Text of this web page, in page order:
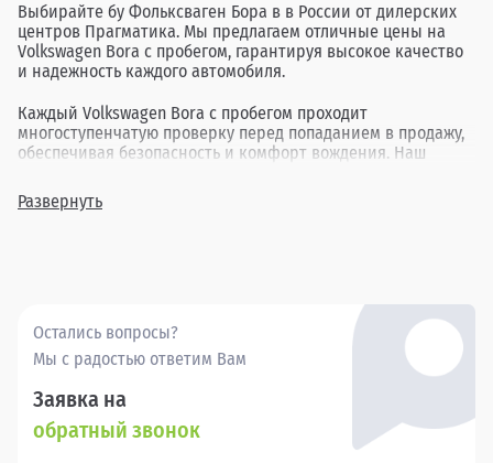
Выбирайте бу Фольксваген Бора в в России от дилерских
центров Прагматика. Мы предлагаем отличные цены на
Volkswagen Bora с пробегом, гарантируя высокое качество
и надежность каждого автомобиля.
Каждый Volkswagen Bora с пробегом проходит
многоступенчатую проверку перед попаданием в продажу,
обеспечивая безопасность и комфорт вождения. Наш
года выпуска, позволяя найти идеальный вариант для
каждого клиента.
Развернуть
Остались вопросы?
Мы с радостью ответим Вам
Заявка на
обратный звонок